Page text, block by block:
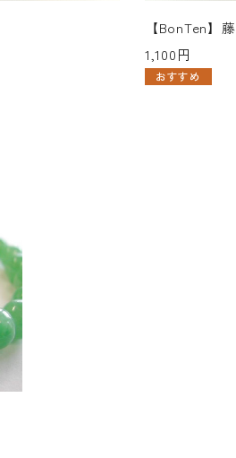
【BonTen】藤
1,100円
おすすめ